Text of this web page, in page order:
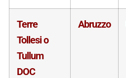
Terre
Tollesi o
Tullum
DOC
Abruzzo